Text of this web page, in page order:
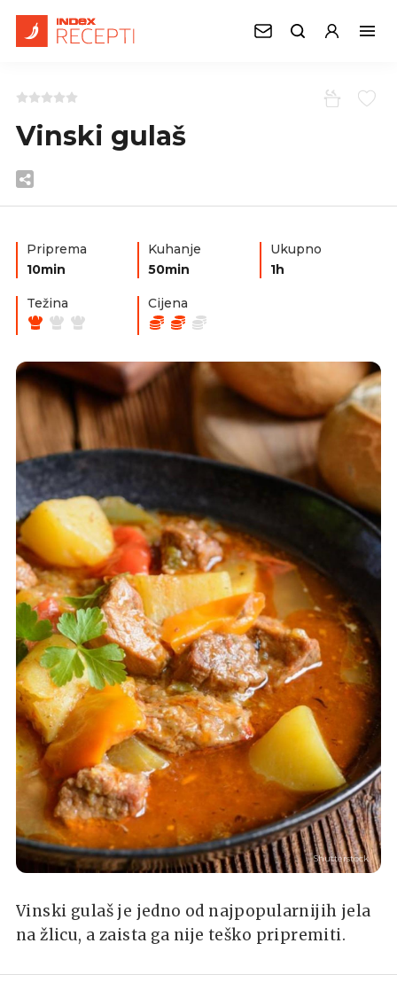
Vinski gulaš
Priprema
10min
Kuhanje
50min
Ukupno
1h
Težina Cijena
Shutterstock
Vinski gulaš je jedno od najpopularnijih jela
na žlicu, a zaista ga nije teško pripremiti.